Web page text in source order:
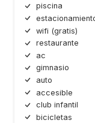
piscina
wifi (gratis)
restaurante
ac
gimnasio
auto
accesible
club infantil
bicicletas